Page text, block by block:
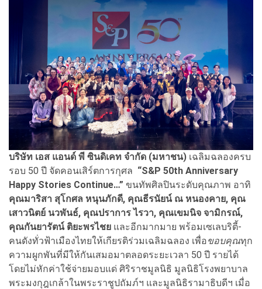
บริษัท เอส แอนด์ พี ซินดิเคท จำกัด (มหาชน) เฉลิมฉลองครบ
รอบ 50 ปี จัดคอนเสิร์ตการกุศล “S&P 50th Anniversary
Happy Stories Continue…” ขนทัพศิลปินระดับคุณภาพ อาทิ
คุณมาริสา สุโกศล หนุนภักดี, คุณธีรนัยน์ ณ หนองคาย, คุณ
เสาวนิตย์ นวพันธ์, คุณปราการ ไรวา, คุณเขมนิจ จามิกรณ์,
คุณกันยารัตน์ ติยะพรไชย และอีกมากมาย พร้อมเซเลบริตี้-
คนดังทั่วฟ้าเมืองไทยให้เกียรติร่วมเฉลิมฉลอง เพื่อขอบคุณทุก
ความผูกพันที่มีให้กันเสมอมาตลอดระยะเวลา 50 ปี รายได้
โดยไม่หักค่าใช้จ่ายมอบแด่ ศิริราชมูลนิธิ มูลนิธิโรงพยาบาล
พระมงกุฎเกล้าในพระราชูปถัมภ์ฯ และมูลนิธิรามาธิบดีฯ เมื่อ